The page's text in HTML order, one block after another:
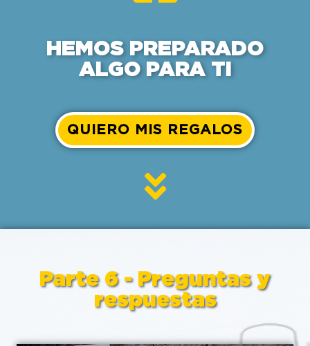
HEMOS PREPARADO
ALGO PARA TI
QUIERO MIS REGALOS
Parte 6 - Preguntas y
respuestas